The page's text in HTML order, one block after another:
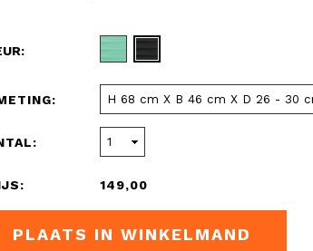
149,00
PLAATS IN WINKELMAND